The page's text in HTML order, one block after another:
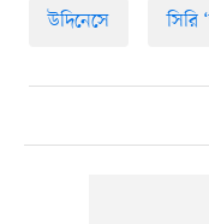
উদিনেসে সিরি